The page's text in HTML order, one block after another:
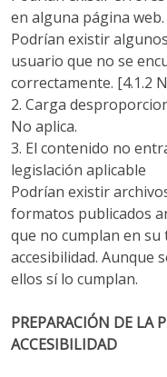
en alguna página
Podrían existir
usuario que no se
correctamente. [4.1.2
2. Carga
No aplica.
3. El contenido no
legislación aplicable
Podrían existir
formatos publicados
que no cumplan en
accesibilidad. Aunque
ellos sí lo cumplan.
PREPARACIÓN DE LA
ACCESIBILIDAD